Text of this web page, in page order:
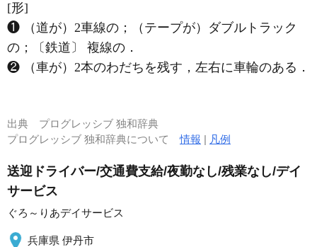
[形]
❶ （道が）2車線の；（テープが）ダブルトラック
の；〔鉄道〕 複線の．
❷ （車が）2本のわだちを残す，左右に車輪のある．
出典 プログレッシブ 独和辞典
プログレッシブ 独和辞典について情報 | 凡例
送迎ドライバー/交通費支給/夜勤なし/残業なし/デイ
サービス
ぐろ～りあデイサービス
兵庫県 伊丹市